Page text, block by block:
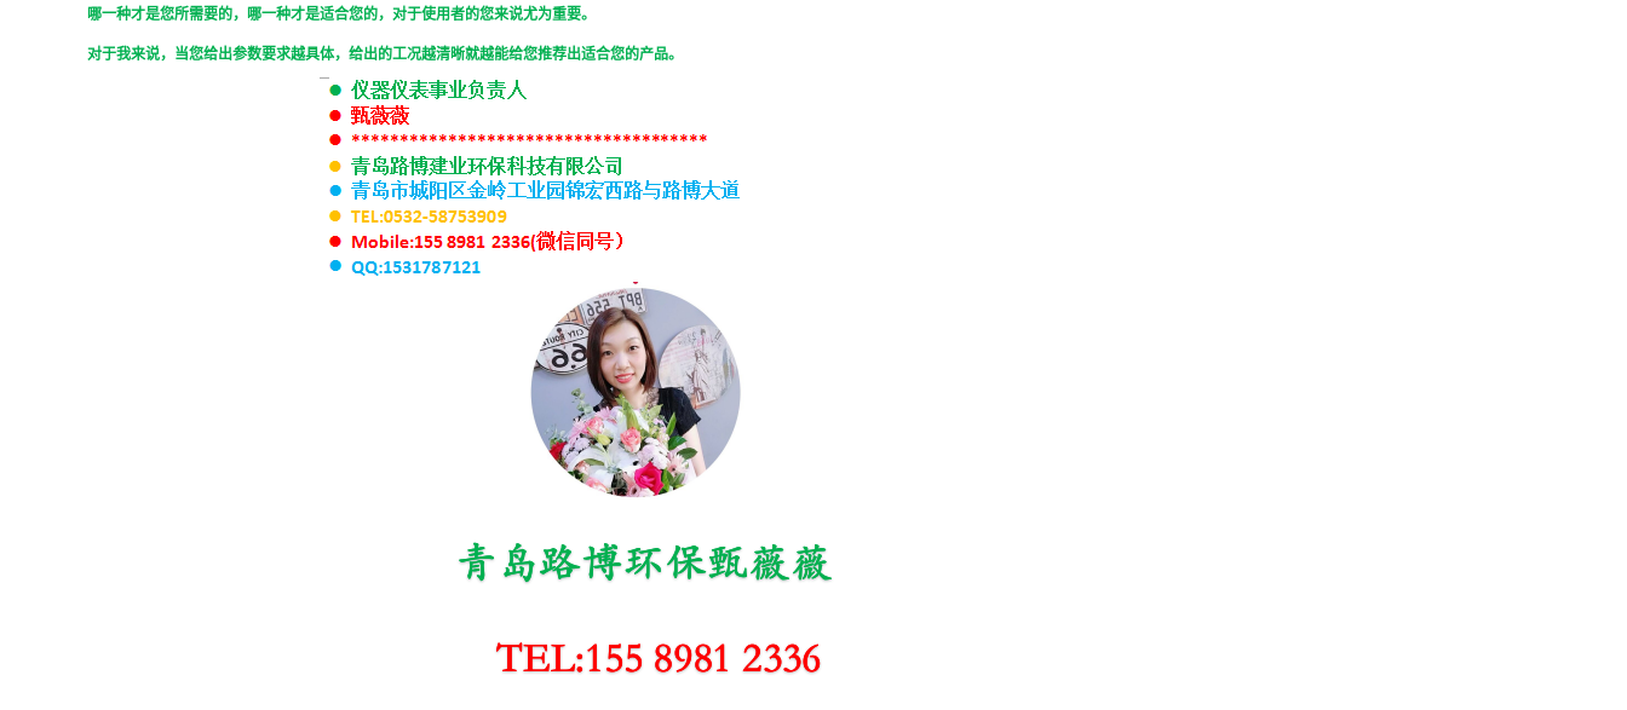
哪一种才是您所需要的，哪一种才是适合您的，对于使用者的您来说尤为重要。
对于我来说，当您给出参数要求越具体，给出的工况越清晰就越能给您推荐出适合您的产品。